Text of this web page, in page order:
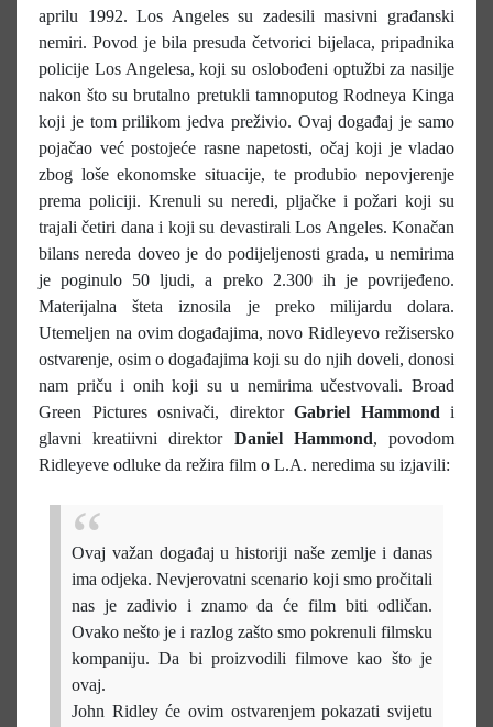
aprilu 1992. Los Angeles su zadesili masivni građanski
nemiri. Povod je bila presuda četvorici bijelaca, pripadnika
policije Los Angelesa, koji su oslobođeni optužbi za nasilje
nakon što su brutalno pretukli tamnoputog Rodneya Kinga
koji je tom prilikom jedva preživio. Ovaj događaj je samo
pojačao već postojeće rasne napetosti, očaj koji je vladao
zbog loše ekonomske situacije, te produbio nepovjerenje
prema policiji. Krenuli su neredi, pljačke i požari koji su
trajali četiri dana i koji su devastirali Los Angeles. Konačan
bilans nereda doveo je do podijeljenosti grada, u nemirima
je poginulo 50 ljudi, a preko 2.300 ih je povrijeđeno.
Materijalna šteta iznosila je preko milijardu dolara.
Utemeljen na ovim događajima, novo Ridleyevo režisersko
ostvarenje, osim o događajima koji su do njih doveli, donosi
nam priču i onih koji su u nemirima učestvovali. Broad
Green Pictures osnivači, direktor Gabriel Hammond i
glavni kreatiivni direktor Daniel Hammond, povodom
Ridleyeve odluke da režira film o L.A. neredima su izjavili:
Ovaj važan događaj u historiji naše zemlje i danas
ima odjeka. Nevjerovatni scenario koji smo pročitali
nas je zadivio i znamo da će film biti odličan.
Ovako nešto je i razlog zašto smo pokrenuli filmsku
kompaniju. Da bi proizvodili filmove kao što je
ovaj.
John Ridley će ovim ostvarenjem pokazati svijetu